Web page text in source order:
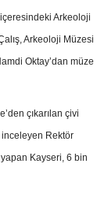
Arkeoloji
Arkeoloji Müzesi
Oktay’dan müze
çıkarılan çivi
inceleyen Rektör
Kayseri, 6 bin